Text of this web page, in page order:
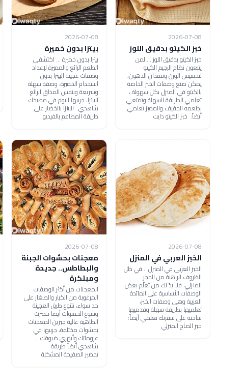
2026-07-08
خبز الكيتو بدقيق اللوز
خبز الكيتو بدقيق اللوز ... لمن
يتبعون نظام الرجيم الكيتو
لتخسيس الوزن وفقدان الدهون،
يمكن صنع وصفات الخبز الخاصة
بالكيتو في المنزل بكل سهولة ،
تعلمي الطريقة السهلة وتمتعي
بطعمه الخفيف والمميز تعلمي
أيضاً: خبز الكيتو دايت
2026-07-08
بيتزا بدون خميرة
بيتزا بدون خميرة ... اكتشفي
الطعم الرائع والمميزة لإعداد
وصفات عجينة البيتزا بدون
استخدام الخميرة، وصفة سهلة
وسريعة وبنفس المذاق الرائع
للبيتزا، جربيها اليوم في مطبخك
شاهدي: البيتزا بالخضار على
طريقة المطاعم بالفيديو
2026-07-08
الخبز العربي في المنزل
الخبز العربي في المنزل .. في ظل
الظروف الراهنة من الحجر
المنزلي، فلا بدّ لك من تعلّم بعض
الوصفات الأساسية على المائدة
العربية وهي وصفات الخبز،
تعلميها بطريقة سهلة وقدميها
ساخنة على سفرتك تعلمي أيضاً:
خبز الصاج المنزلي
2026-07-08
معجنات بحشوات الجبنة
والبطاطس.. جديدة
ومبتكرة
المعجنات من أكثر الوصفات
المرغوبة من الكبار والصغار على
حد سواء، تتنوع طرق العجينة
وتتنوع الحشوات أيضا حضرت
الطاهية عالية جبرين المعجنات
بحشوات مختلفة، جربيها في
عزوماتك وأبهري ضيوفك ..
شاهدي أيضاً طريقة
تحضير الصفيحة المشكلة